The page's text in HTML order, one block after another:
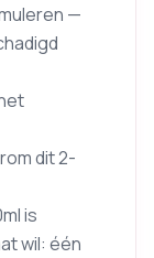
—
dit 2-
is
wil: één